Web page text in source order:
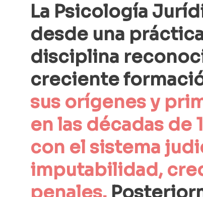
La Psicología
desde una
disciplina
creciente
sus orígenes y
en las décadas de
con el sistema
imputabilidad,
penales.